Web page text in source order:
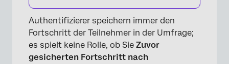
Authentifizierer speichern immer den
Fortschritt der Teilnehmer in der Umfrage;
es spielt keine Rolle, ob Sie Zuvor
gesicherten Fortschritt nach